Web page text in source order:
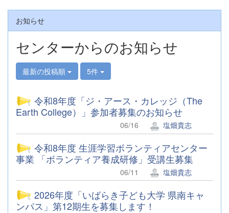
お知らせ
センターからのお知らせ
最新の投稿順 5件
令和8年度「ジ・アース・カレッジ（The
Earth College）」参加者募集のお知らせ
06/16 塩畑貴志
令和8年度 生涯学習ボランティアセンター
事業 「ボランティア養成研修」受講生募集
06/11 塩畑貴志
2026年度「いばらき子ども大学 県南キャ
ンパス」第12期生を募集します！